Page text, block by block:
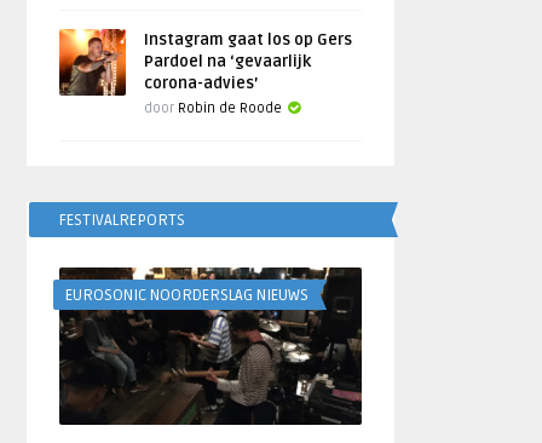
Instagram gaat los op Gers
Pardoel na ‘gevaarlijk
corona-advies’
door Robin de Roode
FESTIVALREPORTS
EUROSONIC NOORDERSLAG NIEUWS